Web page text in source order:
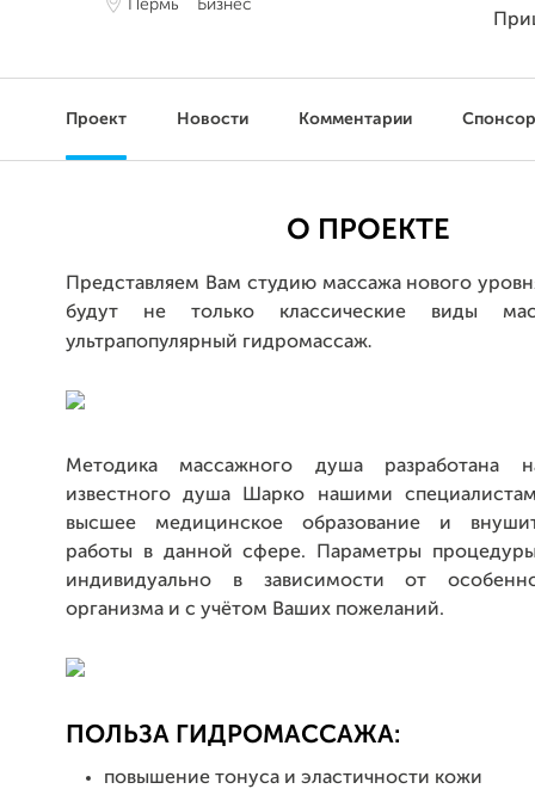
Пермь Бизнес
Проект Новости Комментарии
О ПРОЕКТЕ
Представляем Вам студию массажа нового
будут не только классические виды
ультрапопулярный гидромассаж.
Методика массажного душа разработана
известного душа Шарко нашими
высшее медицинское образование и
работы в данной сфере. Параметры
индивидуально в зависимости от
организма и с учётом Ваших пожеланий.
ПОЛЬЗА ГИДРОМАССАЖА:
повышение тонуса и эластичности кожи